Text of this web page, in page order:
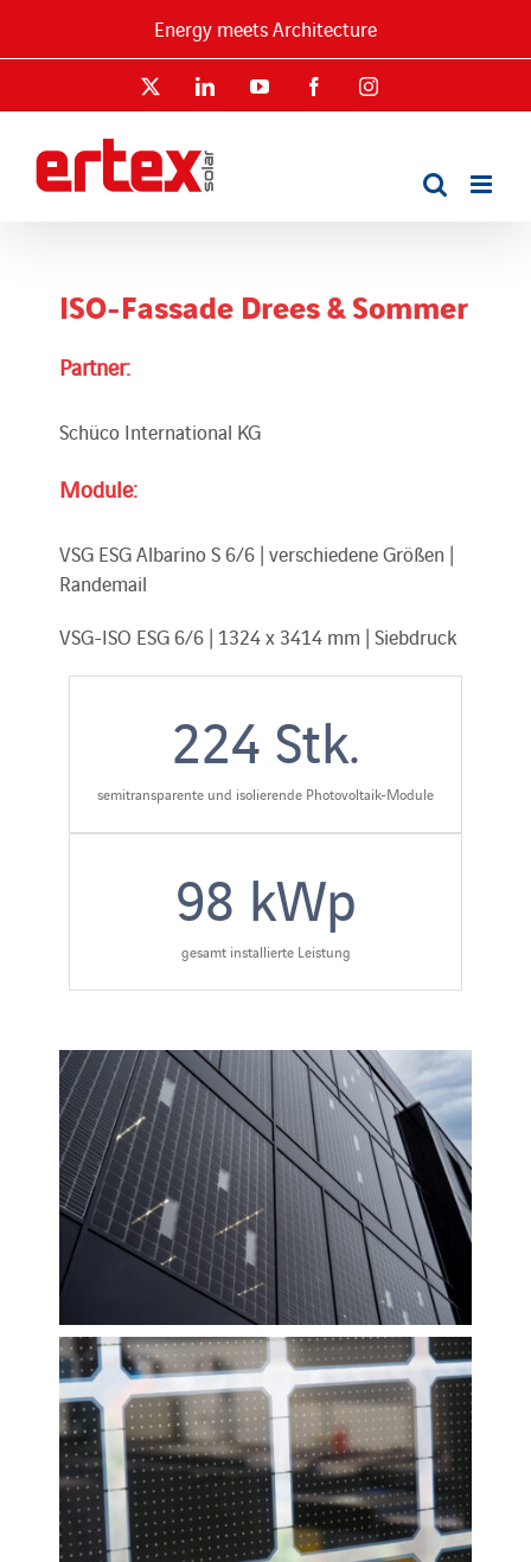
Energy meets Architecture
LinkedInYouTube FacebookInstagram
ISO-Fassade Drees & Sommer
Partner:
Schüco International KG
Module:
VSG ESG Albarino S 6/6 | verschiedene Größen |
Randemail
VSG-ISO ESG 6/6 | 1324 x 3414 mm | Siebdruck
224 Stk.
semitransparente und isolierende Photovoltaik-Module
98 kWp
gesamt installierte Leistung